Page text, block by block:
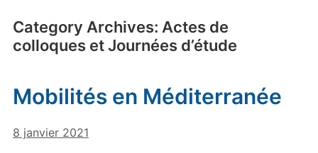
Category Archives: Actes de
colloques et Journées d’étude
Mobilités en Méditerranée
8 janvier 2021